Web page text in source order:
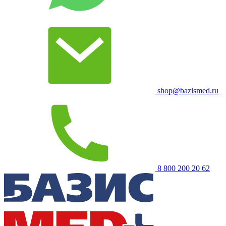
shop@bazismed.ru
8 800 200 20 62